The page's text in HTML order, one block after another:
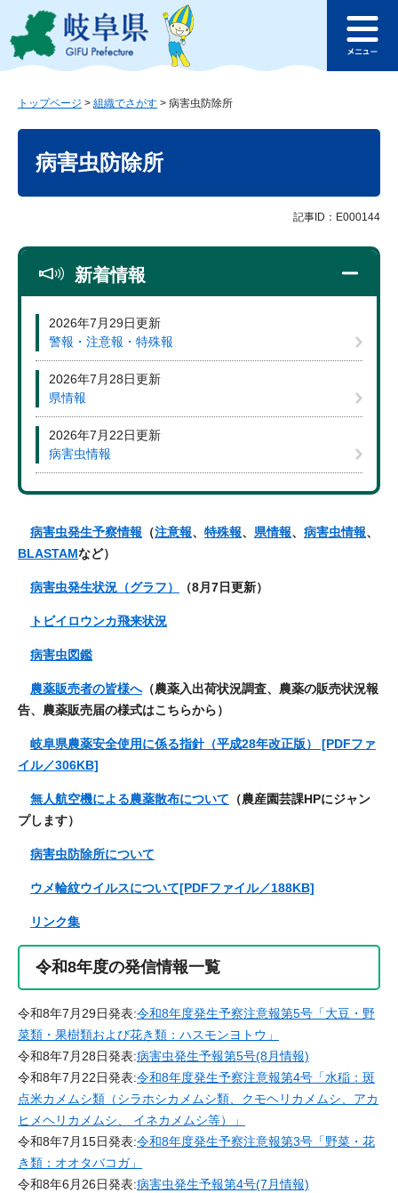
ジ
ュ
このページの本文へ
ュ
トップページ > 組織でさがす > 病害虫防除所
病害虫防除所
記事ID：E000144
新着情報
2026年7月29日更新
警報・注意報・特殊報
2026年7月28日更新
県情報
2026年7月22日更新
病害虫情報
病害虫発生予察情報 （注意報、 特殊報、 県情報、 病害虫情報、
BLASTAMなど）
病害虫発生状況（グラフ） （8月7日更新）
トビイロウンカ飛来状況
病害虫図鑑
農薬販売者の皆様へ（農薬入出荷状況調査、農薬の販売状況報
告、農薬販売届の様式はこちらから）​
岐阜県農薬安全使用に係る指針（平成28年改正版） [PDFファ
イル／306KB]
無人航空機による農薬散布について （農産園芸課HPにジャン
プします）
病害虫防除所について
ウメ輪紋ウイルスについて[PDFファイル／188KB]
リンク集
令和8年度の発信情報一覧
令和8年7月29日発表:令和8年度発生予察注意報第5号「大豆・野
菜類・果樹類および花き類：ハスモンヨトウ」
​令和8年7月28日発表:​病害虫発生予報第5号(8月情報)
令和8年7月22日発表:令和8年度発生予察注意報第4号「水稲：斑
点米カメムシ類（シラホシカメムシ類、クモヘリカメムシ、アカ
ヒメヘリカメムシ、 イネカメムシ等）」
​令和8年7月15日発表:令和8年度発生予察注意報第3号「野菜・花
き類：オオタバコガ」
令和8年6月26日発表:病害虫発生予報第4号(7月情報)